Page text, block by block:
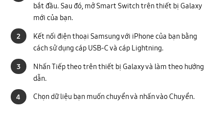
bắt đầu. Sau đó, mở Smart Switch trên thiết bị Galaxy
mới của bạn.
2
Kết nối điện thoại Samsung với iPhone của bạn bằng
cách sử dụng cáp USB-C và cáp Lightning.
3
Nhấn Tiếp theo trên thiết bị Galaxy và làm theo hướng
dẫn.
4
Chọn dữ liệu bạn muốn chuyển và nhấn vào Chuyển.